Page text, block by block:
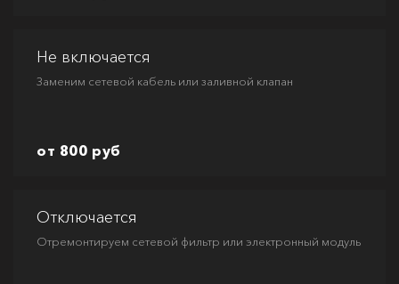
Не включается
Заменим сетевой кабель или заливной клапан
от 800 руб
Отключается
Отремонтируем сетевой фильтр или электронный модуль